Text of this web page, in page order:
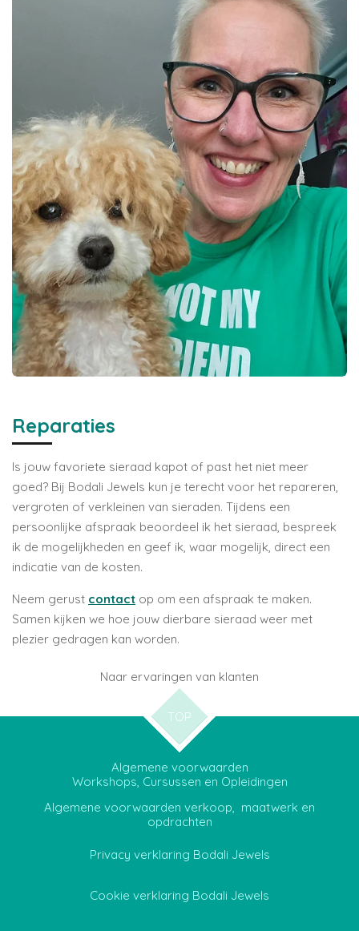
Reparaties
Is jouw favoriete sieraad kapot of past het niet meer
goed? Bij Bodali Jewels kun je terecht voor het repareren,
vergroten of verkleinen van sieraden. Tijdens een
persoonlijke afspraak beoordeel ik het sieraad, bespreek
ik de mogelijkheden en geef ik, waar mogelijk, direct een
indicatie van de kosten.
Neem gerust contact op om een afspraak te maken.
Samen kijken we hoe jouw dierbare sieraad weer met
plezier gedragen kan worden.
Naar ervaringen van klanten
TOP
Algemene voorwaarden
Workshops, Cursussen en Opleidingen
Algemene voorwaarden verkoop, maatwerk en
opdrachten
Privacy verklaring Bodali Jewels
Cookie verklaring Bodali Jewels